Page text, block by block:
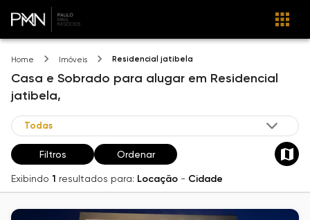
Home Imóveis Residencial jatibela
Casa e Sobrado para alugar em Residencial
jatibela,
Filtros Ordenar
Exibindo 1 resultados para: Locação - Cidade